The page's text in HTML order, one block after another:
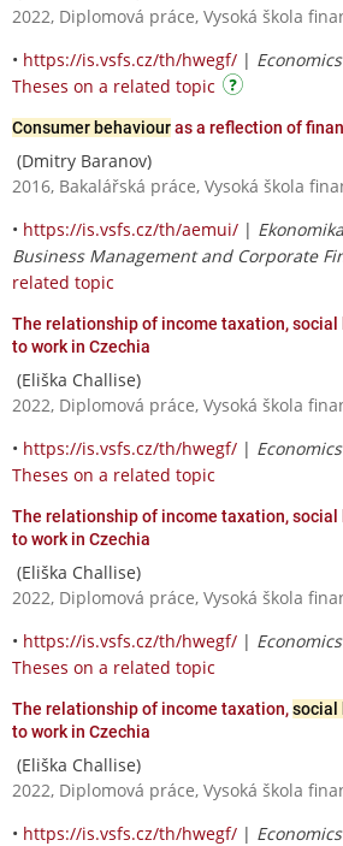
2022, Diplomová práce, Vysoká škola
• https://is.vsfs.cz/th/hwegf/ |
Theses on a related topic
Consumer behaviouras a reflection of
(Dmitry Baranov)
2016, Bakalářská práce, Vysoká škola
• https://is.vsfs.cz/th/aemui/ |
Business Management and Corporate
related topic
The relationship of income taxation,
to work in Czechia
(Eliška Challise)
2022, Diplomová práce, Vysoká škola
• https://is.vsfs.cz/th/hwegf/ |
Theses on a related topic
The relationship of income taxation,
to work in Czechia
(Eliška Challise)
2022, Diplomová práce, Vysoká škola
• https://is.vsfs.cz/th/hwegf/ |
Theses on a related topic
The relationship of income taxation,social
to work in Czechia
(Eliška Challise)
2022, Diplomová práce, Vysoká škola
• https://is.vsfs.cz/th/hwegf/ |